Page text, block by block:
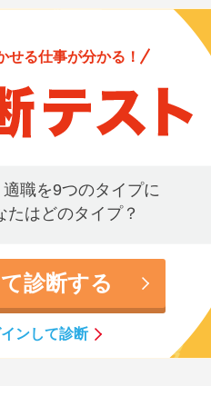
せる仕事が分かる！
職を9つのタイプに
たはどのタイプ？
診断する
ンして診断